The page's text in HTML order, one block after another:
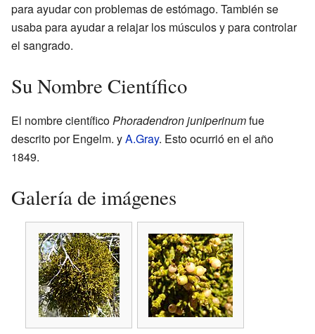
para ayudar con problemas de estómago. También se
usaba para ayudar a relajar los músculos y para controlar
el sangrado.
Su Nombre Científico
El nombre científicoPhoradendron juniperinumfue
descrito por Engelm. yA.Gray. Esto ocurrió en el año
1849.
Galería de imágenes